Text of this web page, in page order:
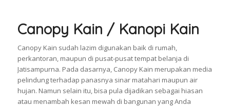
Canopy Kain / Kanopi Kain
Canopy Kain sudah lazim digunakan baik di rumah,
perkantoran, maupun di pusat-pusat tempat belanja di
Jatisampurna. Pada dasarnya, Canopy Kain merupakan media
pelindung terhadap panasnya sinar matahari maupun air
hujan. Namun selain itu, bisa pula dijadikan sebagai hiasan
atau menambah kesan mewah di bangunan yang Anda